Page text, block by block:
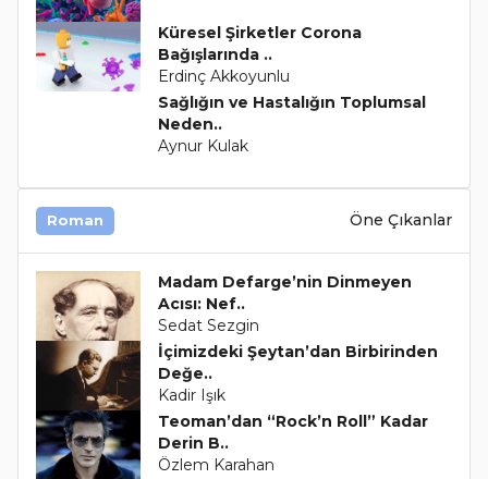
Küresel Şirketler Corona
Bağışlarında ..
Erdinç Akkoyunlu
Sağlığın ve Hastalığın Toplumsal
Neden..
Aynur Kulak
Roman Öne Çıkanlar
Madam Defarge’nin Dinmeyen
Acısı: Nef..
Sedat Sezgin
İçimizdeki Şeytan’dan Birbirinden
Değe..
Kadir Işık
Teoman’dan “Rock’n Roll” Kadar
Derin B..
Özlem Karahan